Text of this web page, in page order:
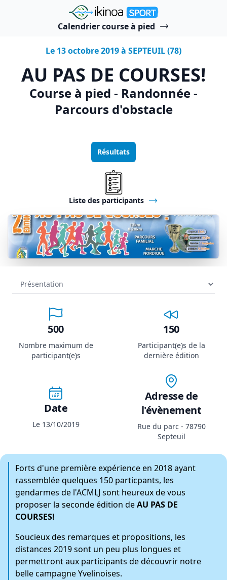
"Ikinoa Sport"
Calendrier course à pied
Le 13 octobre 2019 à SEPTEUIL (78)
AU PAS DE COURSES!
Course à pied - Randonnée -
Parcours d'obstacle
Résultats
Liste des participants
500
Nombre maximum de
participant(e)s
150
Participant(e)s de la
dernière édition
Date
Le 13/10/2019
Adresse de
l'évènement
Rue du parc - 78790
Septeuil
Forts d'une première expérience en 2018 ayant
rassemblée quelques 150 particpants, les
gendarmes de l'ACMLJ sont heureux de vous
proposer la seconde édition deAU PAS DE
COURSES!
Soucieux des remarques et propositions, les
distances 2019 sont un peu plus longues et
permettront aux participants de découvrir notre
belle campagne Yvelinoises.